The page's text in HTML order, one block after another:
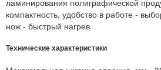
ламинирования полиграфической
компактность, удобство в работе -
нож - быстрый нагрев
Технические характеристики